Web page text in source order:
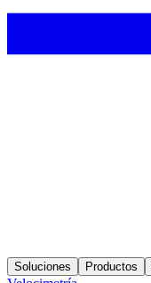
Soluciones Productos